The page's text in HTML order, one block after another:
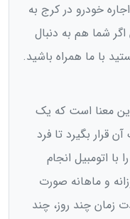
خودرو در کرج به
شما هم به دنبال
با ما همراه باشید.
این معنا است که یک
قرار بگیرد تا فرد
اتومبیل انجام
و ماهانه صورت
زمان چند روز، چند